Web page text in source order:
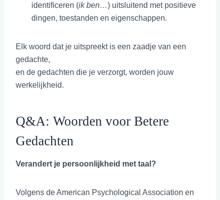
identificeren (ik ben…) uitsluitend met positieve
dingen, toestanden en eigenschappen.
Elk woord dat je uitspreekt is een zaadje van een
gedachte,
en de gedachten die je verzorgt, worden jouw
werkelijkheid.
Q&A: Woorden voor Betere
Gedachten
Verandert je persoonlijkheid met taal?
Volgens de American Psychological Association en